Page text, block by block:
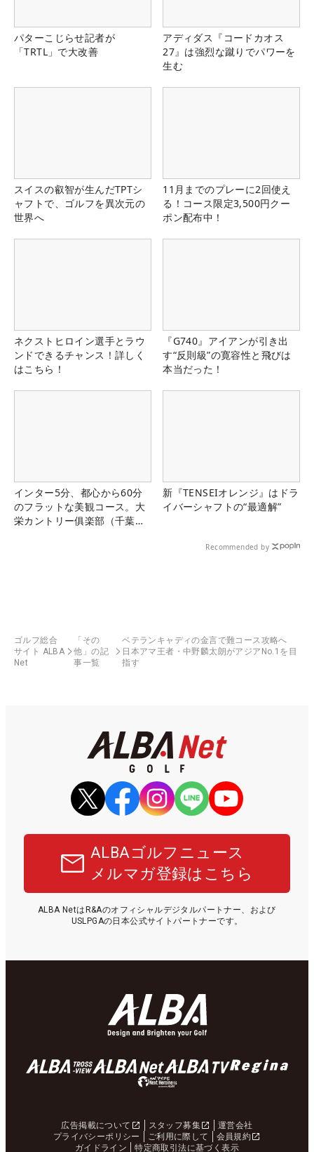
パターこじらせ記者が
「TRTL」で大改善
アディダス『コードカオス
27』は強烈な蹴りでパワーを
生む
スイスの叡智が生んだTPTシ
ャフトで、ゴルフを異次元の
世界へ
11月までのプレーに2回使え
る！コース限定3,500円クー
ポン配布中！
ネクストヒロイン選手とラウ
ンドできるチャンス！詳しく
はこちら！
『G740』アイアンが引き出
す“反則級”の寛容性と飛びは
本当だった！
インター5分、都心から60分
のフラットな美観コース。大
栄カントリー俱楽部（千葉
新『TENSEIオレンジ』はドラ
イバーシャフトの“最適解”
Recommended by
ゴルフ総合
サイト ALBA
Net
「その
他」の記
事一覧
ベテランキャディの金言で難コース攻略へ
日本アマ王者・中野麟太朗がアジアNo.1を目
指す
ALBAゴルフニュース
メルマガ登録はこちら
ALBA NetはR&Aのオフィシャルデジタルパートナー、および
USLPGAの日本公式サイトパートナーです。
広告掲載について スタッフ募集
運営会社
プライバシーポリシー
ご利用に際して
会員規約
ガイドライン
特定商取引法に基づく表示